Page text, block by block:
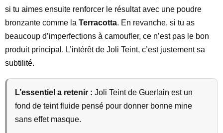
si tu aimes ensuite renforcer le résultat avec une poudre
bronzante comme la Terracotta. En revanche, si tu as
beaucoup d’imperfections à camoufler, ce n’est pas le bon
produit principal. L’intérêt de Joli Teint, c’est justement sa
subtilité.
L’essentiel a retenir : Joli Teint de Guerlain est un
fond de teint fluide pensé pour donner bonne mine
sans effet masque.